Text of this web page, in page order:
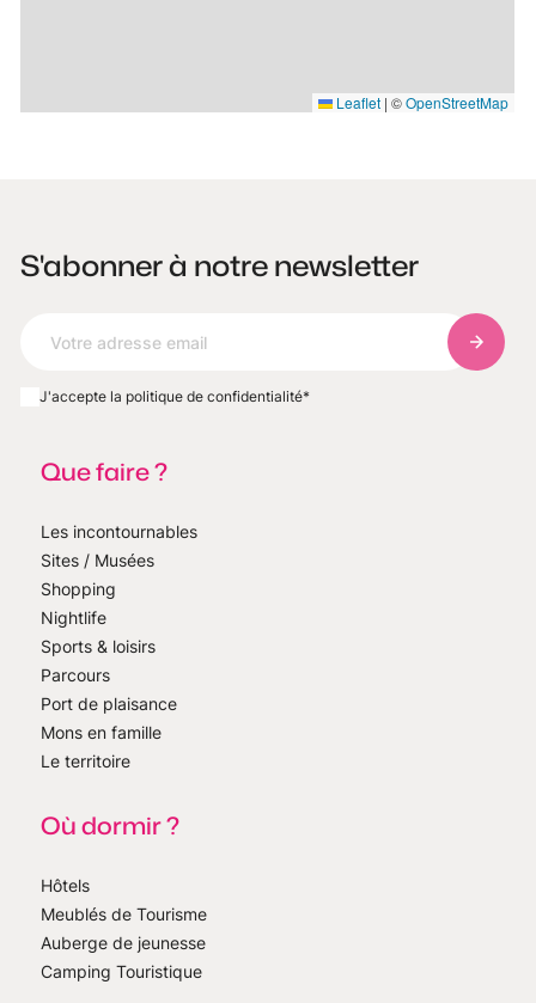
Leaflet | ©OpenStreetMap
S'abonner à notre newsletter
J'accepte la politique de confidentialité*
Que faire ?
Les incontournables
Sites / Musées
Shopping
Nightlife
Sports & loisirs
Parcours
Port de plaisance
Mons en famille
Le territoire
Où dormir ?
Hôtels
Meublés de Tourisme
Auberge de jeunesse
Camping Touristique